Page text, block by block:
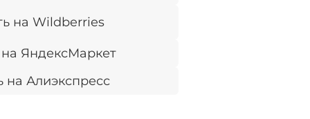
на Wildberries
ЯндексМаркет
на Алиэкспресс